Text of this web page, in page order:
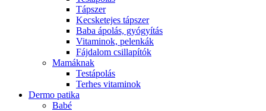
Tápszer
Kecsketejes tápszer
Baba ápolás, gyógyítás
Vitaminok, pelenkák
Fájdalom csillapítók
Mamáknak
Testápolás
Terhes vitaminok
Dermo patika
Babé